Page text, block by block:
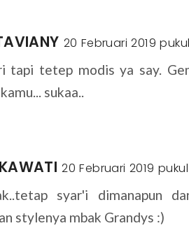
20 Februari 2019
tapi tetep modis ya say.
sukaa..
20 Februari 2019
syar'i dimanapun
stylenya mbak Grandys :)